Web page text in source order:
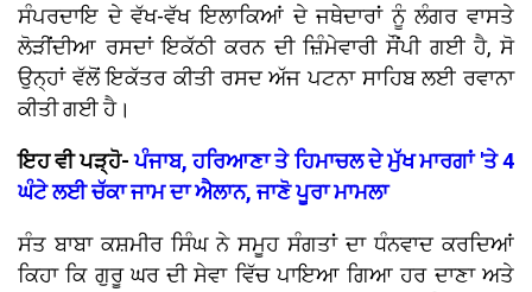
ਸੰਪਰਦਾਇ ਦੇ ਵੱਖ-ਵੱਖ ਇਲਾਕਿਆਂ ਦੇ ਜਥੇਦਾਰਾਂ ਨੂੰ ਲੰਗਰ ਵਾਸਤੇ
ਲੋੜੀਂਦੀਆ ਰਸਦਾਂ ਇਕੱਠੀ ਕਰਨ ਦੀ ਜ਼ਿੰਮੇਵਾਰੀ ਸੌਂਪੀ ਗਈ ਹੈ, ਸੋ
ਉਨ੍ਹਾਂ ਵੱਲੋਂ ਇਕੱਤਰ ਕੀਤੀ ਰਸਦ ਅੱਜ ਪਟਨਾ ਸਾਹਿਬ ਲਈ ਰਵਾਨਾ
ਕੀਤੀ ਗਈ ਹੈ।
ਇਹ ਵੀ ਪੜ੍ਹੋ-ਪੰਜਾਬ, ਹਰਿਆਣਾ ਤੇ ਹਿਮਾਚਲ ਦੇ ਮੁੱਖ ਮਾਰਗਾਂ 'ਤੇ 4
ਘੰਟੇ ਲਈ ਚੱਕਾ ਜਾਮ ਦਾ ਐਲਾਨ, ਜਾਣੋ ਪੂਰਾ ਮਾਮਲਾ
ਸੰਤ ਬਾਬਾ ਕਸ਼ਮੀਰ ਸਿੰਘ ਨੇ ਸਮੂਹ ਸੰਗਤਾਂ ਦਾ ਧੰਨਵਾਦ ਕਰਦਿਆਂ
ਕਿਹਾ ਕਿ ਗੁਰੂ ਘਰ ਦੀ ਸੇਵਾ ਵਿੱਚ ਪਾਇਆ ਗਿਆ ਹਰ ਦਾਣਾ ਅਤੇ